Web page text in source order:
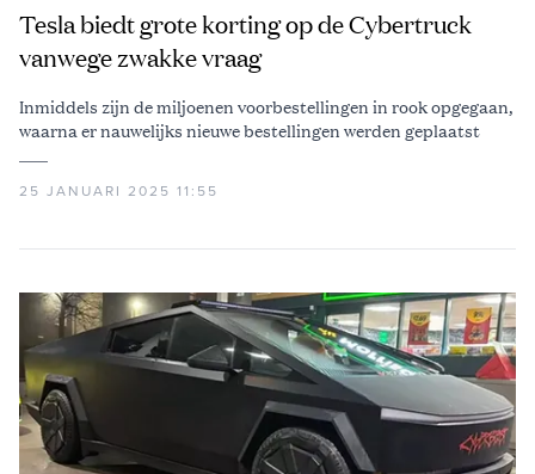
Tesla biedt grote korting op de Cybertruck
vanwege zwakke vraag
Inmiddels zijn de miljoenen voorbestellingen in rook opgegaan,
waarna er nauwelijks nieuwe bestellingen werden geplaatst
25 JANUARI 2025 11:55